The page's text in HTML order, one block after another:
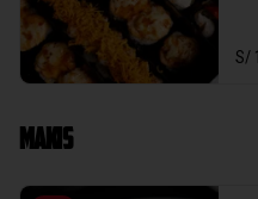
-
-
S/
MAKIS